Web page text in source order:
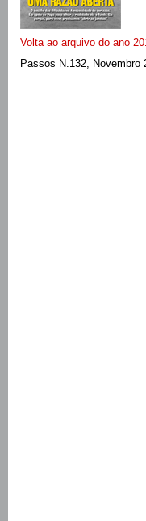
Volta ao arquivo do ano
Passos N.132, Novembro